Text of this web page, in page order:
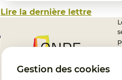
Gestion des cookies
Lire la dernière lettre